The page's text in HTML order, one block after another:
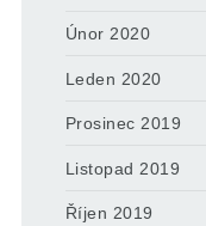
Únor 2020
Leden 2020
Prosinec 2019
Listopad 2019
Říjen 2019